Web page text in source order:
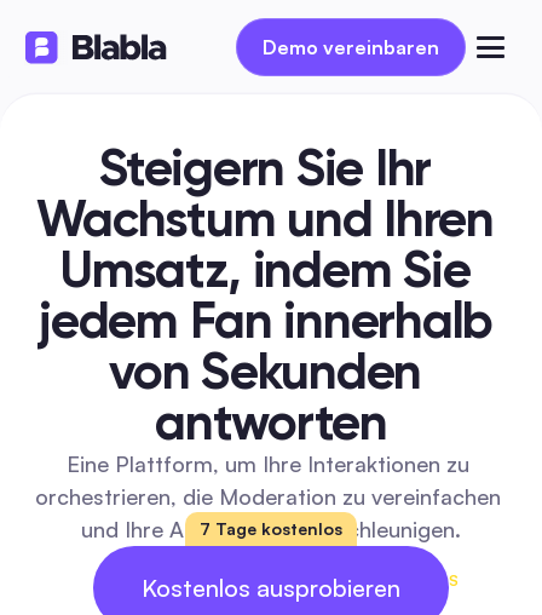
Demo vereinbaren
Steigern Sie Ihr
Wachstum und Ihren
Umsatz, indem Sie
jedem Fan innerhalb
von Sekunden
antworten
Eine Plattform, um Ihre Interaktionen zu
orchestrieren, die Moderation zu vereinfachen
und Ihre Antworten zu beschleunigen.
Kostenlos ausprobieren14 KOSTENLOS
TAGE
7 Tage kostenlos